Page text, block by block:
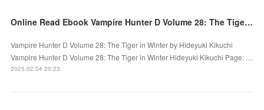
Online Read Ebook Vampire Hunter D Volume 28: The Tiger in Winter by Hideyuki Kikuchi
Vampire Hunter D Volume 28: The Tiger in Winter by Hideyuki Kikuchi
Vampire Hunter D Volume 28: The Tiger in Winter Hideyuki Kikuchi Page: …
2025.02.04 20:23